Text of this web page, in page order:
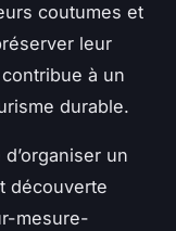
coutumes et
leur
à un
durable.
un
découverte
mesure-